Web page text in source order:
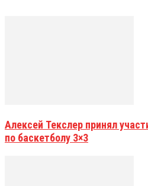
Алексей Текслер принял
по баскетболу 3×3